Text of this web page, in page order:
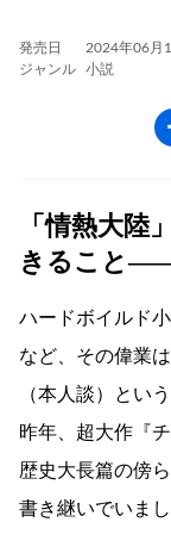
発売日
2024年06月
ジャンル
小説
「情熱大
きること
ハードボイルド
など、その偉業
（本人談）とい
昨年、超大作『
歴史大長篇の傍
書き継いでいまし